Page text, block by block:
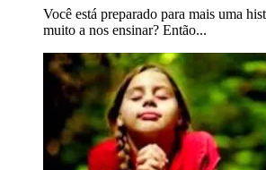
Você está preparado para mais uma
muito a nos ensinar? Então...